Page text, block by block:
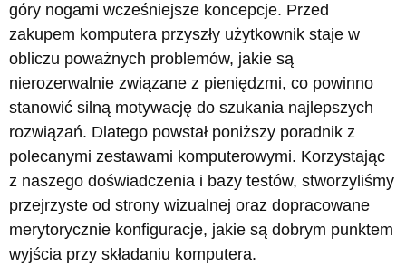
góry nogami wcześniejsze koncepcje. Przed
zakupem komputera przyszły użytkownik staje w
obliczu poważnych problemów, jakie są
nierozerwalnie związane z pieniędzmi, co powinno
stanowić silną motywację do szukania najlepszych
rozwiązań. Dlatego powstał poniższy poradnik z
polecanymi zestawami komputerowymi. Korzystając
z naszego doświadczenia i bazy testów, stworzyliśmy
przejrzyste od strony wizualnej oraz dopracowane
merytorycznie konfiguracje, jakie są dobrym punktem
wyjścia przy składaniu komputera.